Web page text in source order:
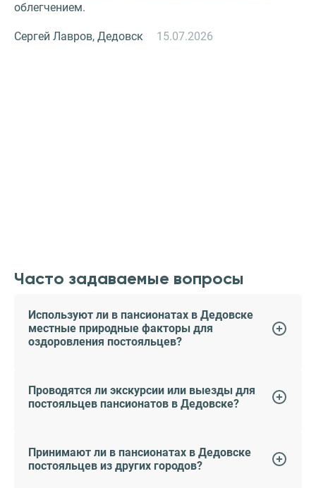
облегчением.
Сергей Лавров, Дедовск 15.07.2026
Часто задаваемые вопросы
Используют ли в пансионатах в Дедовске
местные природные факторы для
оздоровления постояльцев?
Проводятся ли экскурсии или выезды для
постояльцев пансионатов в Дедовске?
Принимают ли в пансионатах в Дедовске
постояльцев из других городов?